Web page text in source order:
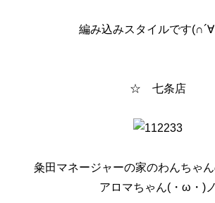
編み込みスタイルです
☆ 七条店
粂田マネージャーの家のわんちゃ
アロマちゃん(・ω・)ノ